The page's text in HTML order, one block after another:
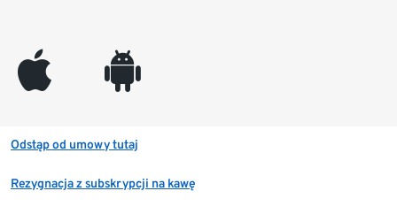
appleinc android
Odstąp od umowy tutaj
Rezygnacja z subskrypcji na kawę